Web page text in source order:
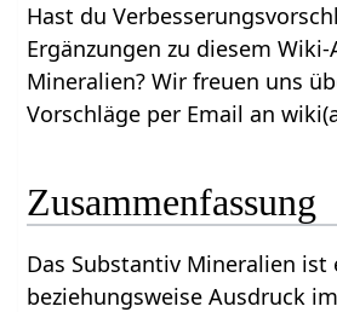
Hast du
Ergänzungen zu diesem
Mineralien‏‎? Wir freuen uns über deine
Vorschläge per Email an
Zusammenfassung
Das Substantiv Mineralien‏‎ ist ein Wort
beziehungsweise Ausdruck